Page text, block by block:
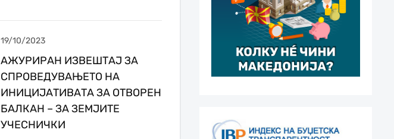
19/10/2023
АЖУРИРАН ИЗВЕШТАЈ ЗА
СПРОВЕДУВАЊЕТО НА
ИНИЦИЈАТИВАТА ЗА ОТВОРЕН
БАЛКАН – ЗА ЗЕМЈИТЕ
УЧЕСНИЧКИ